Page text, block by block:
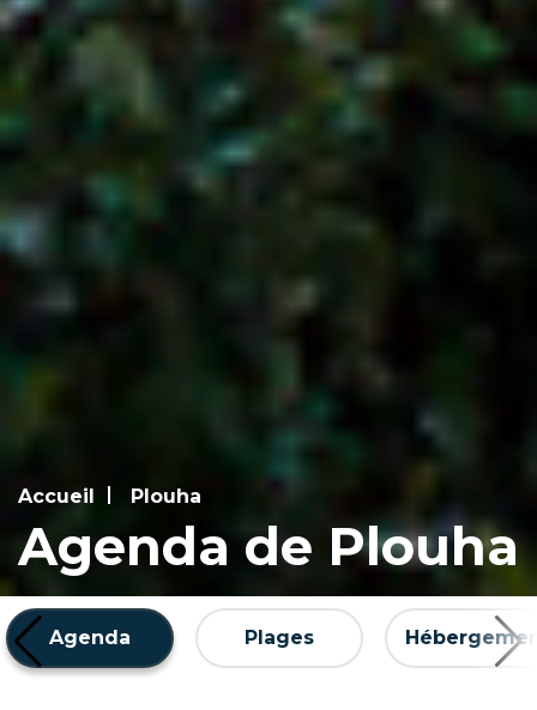
Accueil Plouha
Agenda de Plouha
Agenda Plages